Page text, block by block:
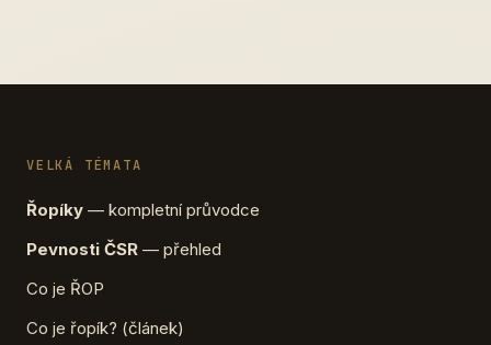
VELKÁ TÉMATA
Řopíky — kompletní průvodce
Pevnosti ČSR — přehled
Co je ŘOP
Co je řopík? (článek)